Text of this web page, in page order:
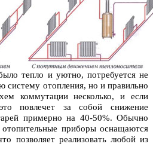
тепло и уютно, потребуется не
систему отопления, но и правильно
коммутации несколько, и если
повлечет за собой снижение
примерно на 40-50%. Обычно
приборы оснащаются
позволяет реализовать любой из